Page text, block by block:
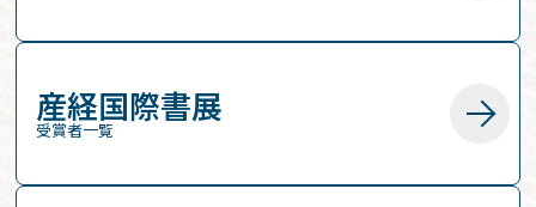
産経国際書展
受賞者一覧